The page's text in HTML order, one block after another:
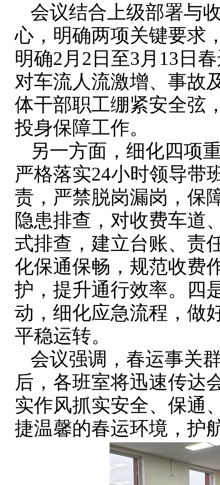
会议结合上级部署与
心，明确两项关键要求
明确2月2日至3月13日
对车流人流激增、事故
体干部职工绷紧安全弦
投身保障工作。
另一方面，细化四项
严格落实24小时领导带
责，严禁脱岗漏岗，保
隐患排查，对收费车道
式排查，建立台账、责
化保通保畅，规范收费
护，提升通行效率。四
动，细化应急流程，做
平稳运转。
会议强调，春运事关
后，各班室将迅速传达
实作风抓实安全、保通
捷温馨的春运环境，护